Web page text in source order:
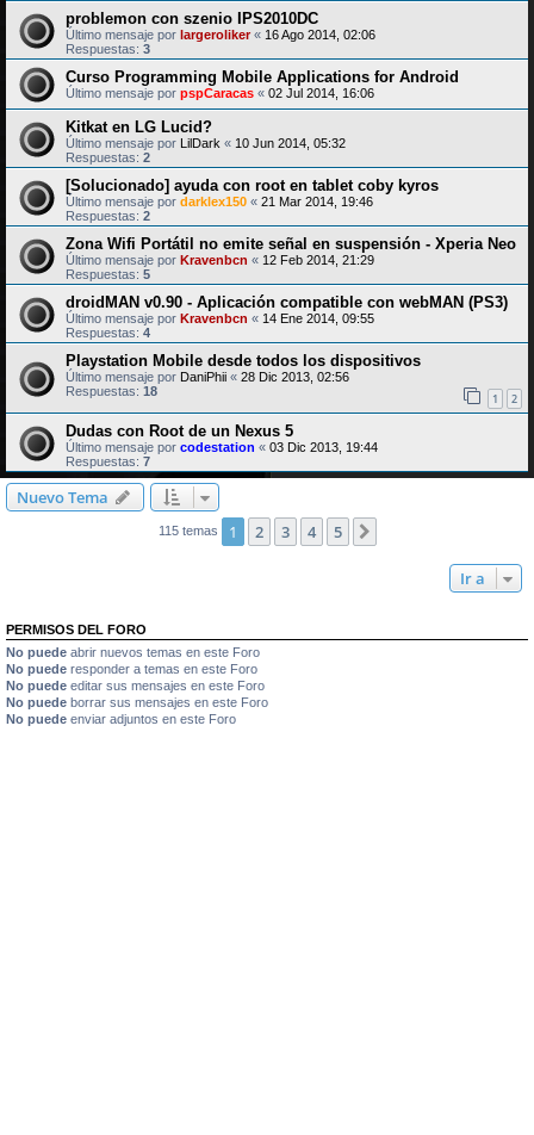
problemon con szenio IPS2010DC
Último mensaje por largeroliker« 16 Ago 2014, 02:06
Respuestas: 3
Curso Programming Mobile Applications for Android
Último mensaje por pspCaracas « 02 Jul 2014, 16:06
Kitkat en LG Lucid?
Último mensaje por LilDark « 10 Jun 2014, 05:32
Respuestas: 2
[Solucionado] ayuda con root en tablet coby kyros
Último mensaje por darklex150 « 21 Mar 2014, 19:46
Respuestas: 2
Zona Wifi Portátil no emite señal en suspensión - Xperia Neo
Último mensaje por Kravenbcn « 12 Feb 2014, 21:29
Respuestas: 5
droidMAN v0.90 - Aplicación compatible con webMAN (PS3)
Último mensaje por Kravenbcn « 14 Ene 2014, 09:55
Respuestas: 4
Playstation Mobile desde todos los dispositivos
Último mensaje por DaniPhii « 28 Dic 2013, 02:56
Respuestas: 18 1 2
Dudas con Root de un Nexus 5
Último mensaje por codestation « 03 Dic 2013, 19:44
Respuestas: 7
Nuevo Tema
115 temas 1 2 3 4 5
Ir a
PERMISOS DEL FORO
No puede abrir nuevos temas en este Foro
No puede responder a temas en este Foro
No puede editar sus mensajes en este Foro
No puede borrar sus mensajes en este Foro
No puede enviar adjuntos en este Foro